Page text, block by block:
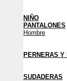
NIÑO
PANTALONES
Hombre
PERNERAS Y
SUDADERAS